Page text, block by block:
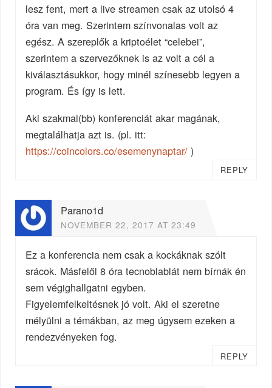
lesz fent, mert a live streamen csak az utolsó 4
óra van meg. Szerintem színvonalas volt az
egész. A szereplők a kriptoélet “celebei”,
szerintem a szervezőknek is az volt a cél a
kiválasztásukkor, hogy minél színesebb legyen a
program. És így is lett.
Aki szakmai(bb) konferenciát akar magának,
megtalálhatja azt is. (pl. itt:
https://coincolors.co/esemenynaptar/ )
REPLY
Parano1d
NOVEMBER 22, 2017 AT 23:49
Ez a konferencia nem csak a kockáknak szólt
srácok. Másfelől 8 óra tecnoblablát nem bírnák én
sem végighallgatni egyben.
Figyelemfelkeltésnek jó volt. Aki el szeretne
mélyülni a témákban, az meg úgysem ezeken a
rendezvényeken fog.
REPLY